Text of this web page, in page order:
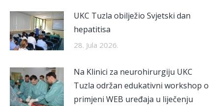
UKC Tuzla obilježio Svjetski dan
hepatitisa
28. Jula 2026.
Na Klinici za neurohirurgiju UKC
Tuzla održan edukativni workshop o
primjeni WEB uređaja u liječenju